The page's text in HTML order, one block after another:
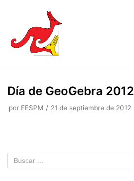
Saltar
al
contenido
Día de GeoGebra 2012
por FESPM 21 de septiembre de 2012